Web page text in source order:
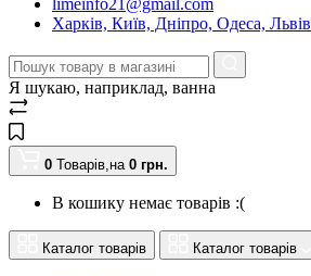
limeinfo21@gmail.com
Харків, Київ, Дніпро, Одеса, Львів
Я шукаю, наприклад, ванна
0 Товарів,на 0 грн.
В кошику немає товарів :(
Каталог товарів Каталог товарів